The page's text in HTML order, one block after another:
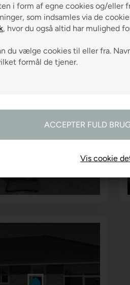
i form af egne cookies og/eller
som indsamles via de
, hvor du også altid har mulighed
du vælge cookies til eller fra.
formål de tjener.
Vis cookie
R2 FARVEHANDEL